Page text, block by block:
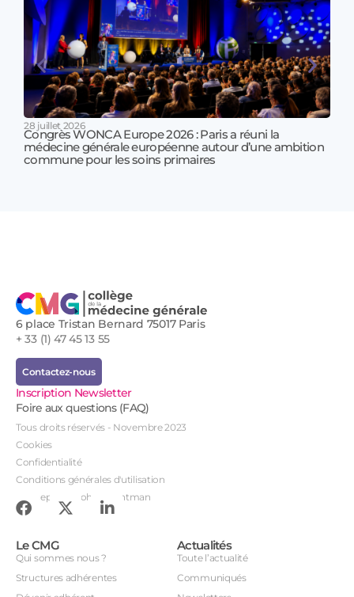
28 juillet 2026
Congrès WONCA Europe 2026 : Paris a réuni la
médecine générale européenne autour d’une ambition
commune pour les soins primaires
6 place Tristan Bernard 75017 Paris
+ 33 (1) 47 45 13 55
Contactez-nous
Inscription Newsletter
Foire aux questions (FAQ)
Tous droits réservés - Novembre 2023
Cookies
Confidentialité
Conditions générales d'utilisation
Conception : John Brightman
Le CMG
Qui sommes nous ?
Structures adhérentes
Actualités
Toute l’actualité
Communiqués